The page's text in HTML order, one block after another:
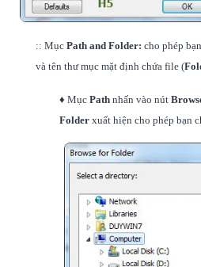
:: Mục Path and Folder: cho phép
và tên thư mục mặt định chứa file (
♦ Mục Path nhấn vào nút
Folder xuất hiện cho phép bạn